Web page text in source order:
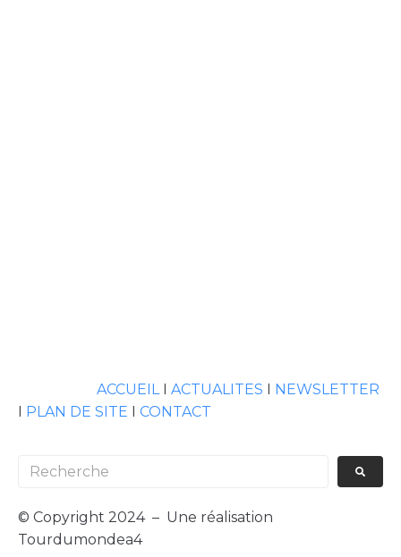
ACCUEILI ACTUALITES I NEWSLETTER
I PLAN DE SITE I CONTACT
© Copyright 2024 – Une réalisation
Tourdumondea4